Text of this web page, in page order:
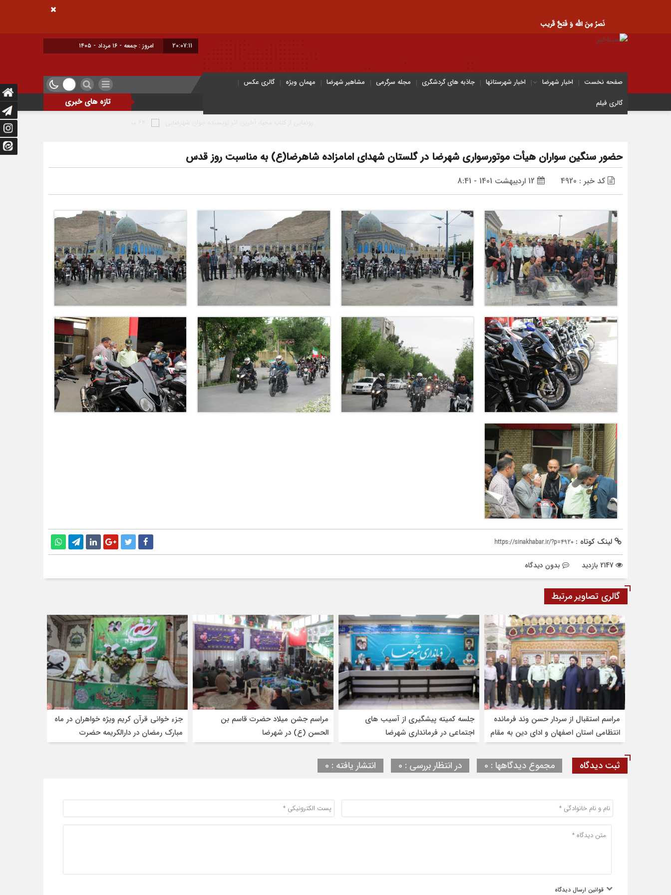
نَصرُ مِنَ الله وَ فَتحٌ قَریب
20:07:12 امروز : جمعه - ۱۶ مرداد - ۱۴۰۵
صفحه نخست اخبار شهرضا اخبار شهرستانها جاذبه های گردشگری مجله سرگرمی مشاهیر شهرضا مهمان ویژه
گالری عکس
گالری فیلم
تازه های خبری
حضور سنگین سواران هیأت موتورسواری شهرضا در گلستان شهدای امامزاده شاهرضا(ع) به مناسبت روز قدس
کد خبر : 4920
لینک کوتاه : https://sinakhabar.ir/?p=4920
بدون دیدگاه
گالری تصاویر مرتبط
مراسم استقبال از سردار حسن وند فرمانده
انتظامی استان اصفهان و ادای دین به مقام
شامخ شهدا و امامزاده شاهرضا(ع)
جلسه کمیته پیشگیری از آسیب های
اجتماعی در فرمانداری شهرضا
مراسم جشن میلاد حضرت قاسم بن
الحسن (ع) در شهرضا
جزء خوانی قرآن کریم ویژه خواهران در ماه
مبارک رمضان در دارالکریمه حضرت
رقیه(س) شهرضا
ثبت دیدگاه مجموع دیدگاهها : 0 در انتظار بررسی : 0 انتشار یافته : 0
قوانین ارسال دیدگاه